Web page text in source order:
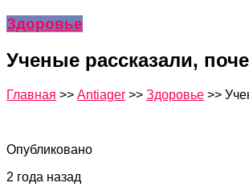
Здоровье
Ученые рассказали,
Главная >> Antiager >> Здоровье >>
Опубликовано
2 года назад